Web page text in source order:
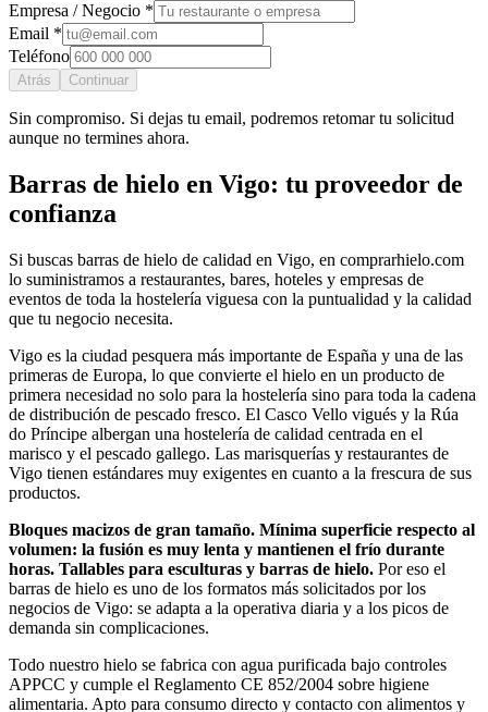
Empresa / Negocio *
Email *
Teléfono
Atrás Continuar
Sin compromiso. Si dejas tu email, podremos retomar tu solicitud
aunque no termines ahora.
Barras de hielo en Vigo: tu proveedor de
confianza
Si buscas barras de hielo de calidad en Vigo, en comprarhielo.com
lo suministramos a restaurantes, bares, hoteles y empresas de
eventos de toda la hostelería viguesa con la puntualidad y la calidad
que tu negocio necesita.
Vigo es la ciudad pesquera más importante de España y una de las
primeras de Europa, lo que convierte el hielo en un producto de
primera necesidad no solo para la hostelería sino para toda la cadena
de distribución de pescado fresco. El Casco Vello vigués y la Rúa
do Príncipe albergan una hostelería de calidad centrada en el
marisco y el pescado gallego. Las marisquerías y restaurantes de
Vigo tienen estándares muy exigentes en cuanto a la frescura de sus
productos.
Bloques macizos de gran tamaño. Mínima superficie respecto al
volumen: la fusión es muy lenta y mantienen el frío durante
horas. Tallables para esculturas y barras de hielo. Por eso el
barras de hielo es uno de los formatos más solicitados por los
negocios de Vigo: se adapta a la operativa diaria y a los picos de
demanda sin complicaciones.
Todo nuestro hielo se fabrica con agua purificada bajo controles
APPCC y cumple el Reglamento CE 852/2004 sobre higiene
alimentaria. Apto para consumo directo y contacto con alimentos y